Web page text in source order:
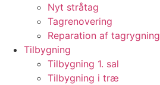
Nyt stråtag
Tagrenovering
Reparation af tagrygning
Tilbygning
Tilbygning 1. sal
Tilbygning i træ